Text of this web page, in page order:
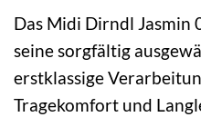
Das Midi Dirndl Jasmin
seine sorgfältig
erstklassige
Tragekomfort und